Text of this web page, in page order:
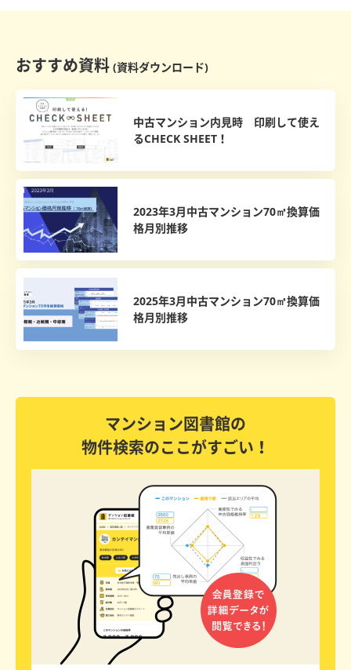
おすすめ資料 (資料ダウンロード)
中古マンション内見時 印刷して使え
るCHECK SHEET！
2023年3月中古マンション70㎡換算価
格月別推移
2025年3月中古マンション70㎡換算価
格月別推移
マンション図書館の
物件検索のここがすごい！